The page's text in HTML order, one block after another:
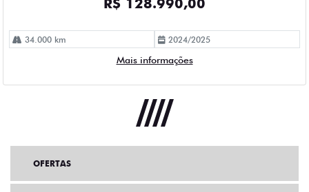
OFERTAS